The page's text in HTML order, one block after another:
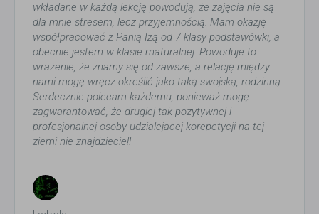
wkładane w każdą lekcję powodują, że zajęcia nie są
dla mnie stresem, lecz przyjemnością. Mam okazję
współpracować z Panią Izą od 7 klasy podstawówki, a
obecnie jestem w klasie maturalnej. Powoduje to
wrażenie, że znamy się od zawsze, a relację między
nami mogę wręcz określić jako taką swojską, rodzinną.
Serdecznie polecam każdemu, ponieważ mogę
zagwarantować, że drugiej tak pozytywnej i
profesjonalnej osoby udzialejacej korepetycji na tej
ziemi nie znajdziecie!!